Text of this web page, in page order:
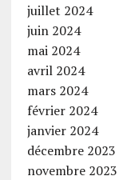
juillet 2024
juin 2024
mai 2024
avril 2024
mars 2024
février 2024
janvier 2024
décembre 2023
novembre 2023